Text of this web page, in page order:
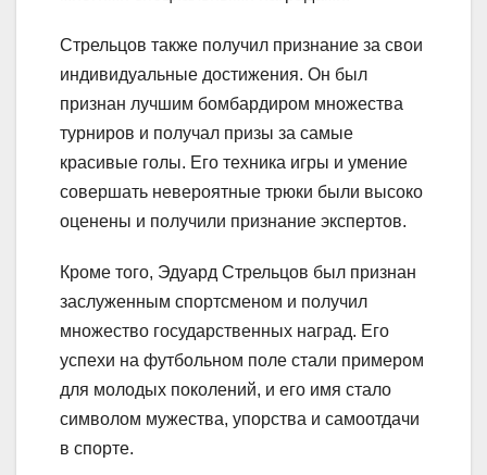
Стрельцов также получил признание за свои
индивидуальные достижения. Он был
признан лучшим бомбардиром множества
турниров и получал призы за самые
красивые голы. Его техника игры и умение
совершать невероятные трюки были высоко
оценены и получили признание экспертов.
Кроме того, Эдуард Стрельцов был признан
заслуженным спортсменом и получил
множество государственных наград. Его
успехи на футбольном поле стали примером
для молодых поколений, и его имя стало
символом мужества, упорства и самоотдачи
в спорте.